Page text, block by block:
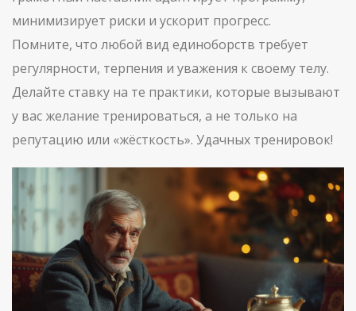
минимизирует риски и ускорит прогресс.
Помните, что любой вид единоборств требует
регулярности, терпения и уважения к своему телу.
Делайте ставку на те практики, которые вызывают
у вас желание тренироваться, а не только на
репутацию или «жёсткость». Удачных тренировок!